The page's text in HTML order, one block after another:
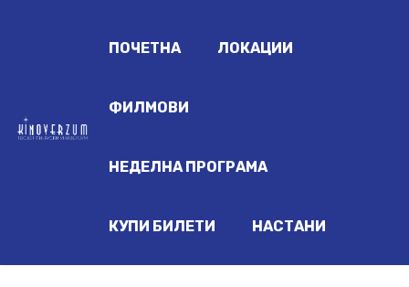
ПОЧЕТНА ЛОКАЦИИ
ФИЛМОВИ
НЕДЕЛНА ПРОГРАМА
КУПИ БИЛЕТИ НАСТАНИ